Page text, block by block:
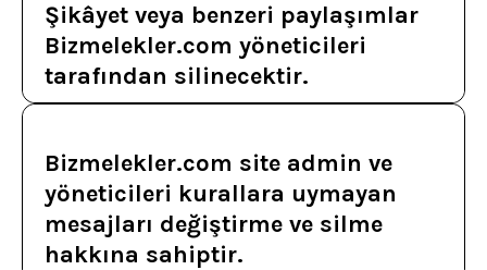
Şikâyet veya benzeri paylaşımlar
Bizmelekler.com yöneticileri
tarafından silinecektir.
Bizmelekler.com site admin ve
yöneticileri kurallara uymayan
mesajları değiştirme ve silme
hakkına sahiptir.